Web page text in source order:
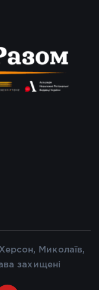
Миколаїв,
захищені